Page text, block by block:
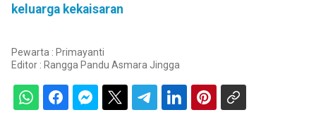
keluarga kekaisaran
Pewarta : Primayanti
Editor : Rangga Pandu Asmara Jingga